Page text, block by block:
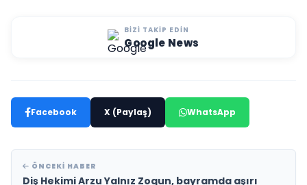
BIZI TAKIP EDIN
Google News
Facebook X (Paylaş) WhatsApp
ÖNCEKI HABER
Diş Hekimi Arzu Yalnız Zogun, bayramda aşırı